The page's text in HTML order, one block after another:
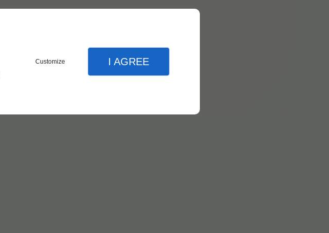
Customize I AGREE